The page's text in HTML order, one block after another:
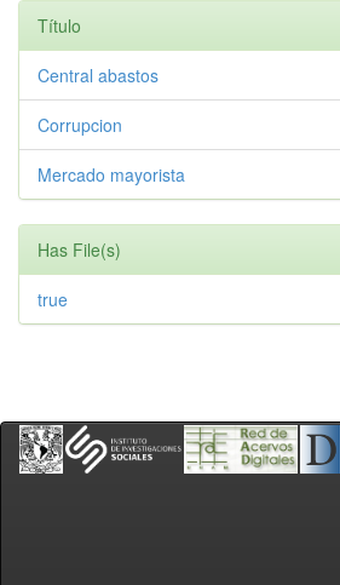
Título
Central abastos
Corrupcion
Mercado mayorista
Has File(s)
true